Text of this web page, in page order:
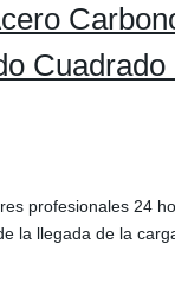
profesionales 24
la llegada de la